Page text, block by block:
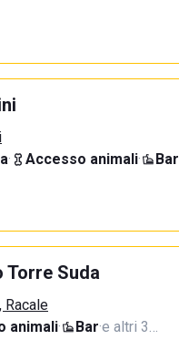
· Accesso animali· Bar
Torre Suda
Racale
animali· Bar·e altri 3…